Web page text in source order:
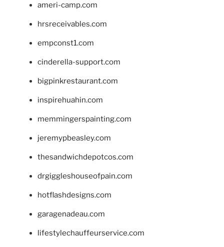
ameri-camp.com
hrsreceivables.com
empconst1.com
cinderella-support.com
bigpinkrestaurant.com
inspirehuahin.com
memmingerspainting.com
jeremypbeasley.com
thesandwichdepotcos.com
drgiggleshouseofpain.com
hotflashdesigns.com
garagenadeau.com
lifestylechauffeurservice.com